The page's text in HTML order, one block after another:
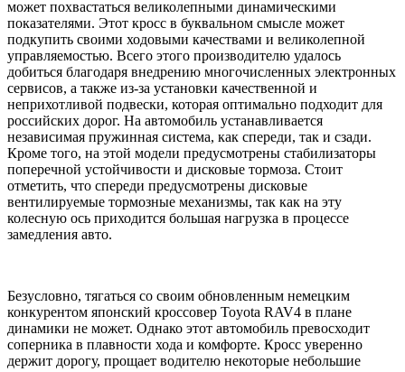
может похвастаться великолепными динамическими
показателями. Этот кросс в буквальном смысле может
подкупить своими ходовыми качествами и великолепной
управляемостью. Всего этого производителю удалось
добиться благодаря внедрению многочисленных электронных
сервисов, а также из-за установки качественной и
неприхотливой подвески, которая оптимально подходит для
российских дорог. На автомобиль устанавливается
независимая пружинная система, как спереди, так и сзади.
Кроме того, на этой модели предусмотрены стабилизаторы
поперечной устойчивости и дисковые тормоза. Стоит
отметить, что спереди предусмотрены дисковые
вентилируемые тормозные механизмы, так как на эту
колесную ось приходится большая нагрузка в процессе
замедления авто.
Безусловно, тягаться со своим обновленным немецким
конкурентом японский кроссовер Toyota RAV4 в плане
динамики не может. Однако этот автомобиль превосходит
соперника в плавности хода и комфорте. Кросс уверенно
держит дорогу, прощает водителю некоторые небольшие